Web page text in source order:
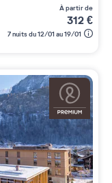
à partir de
312€
7 nuits du 12/01 au 19/01